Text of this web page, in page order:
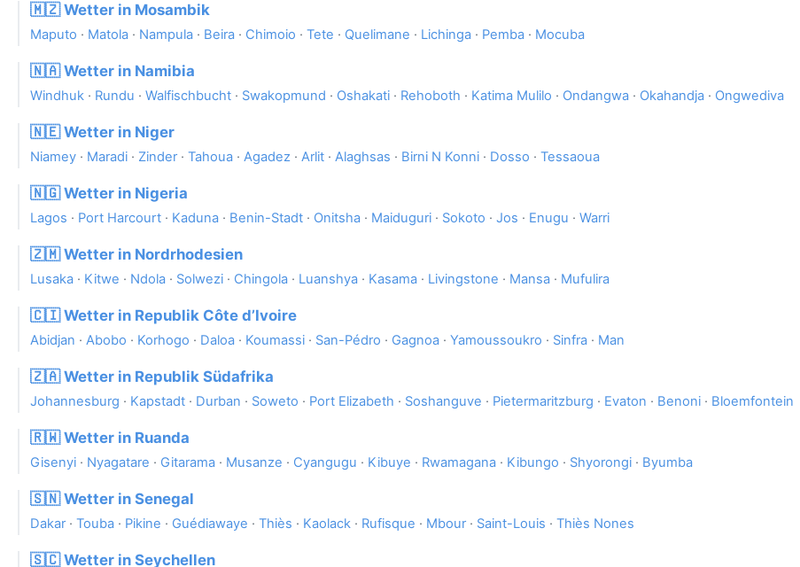
🇲🇿 Wetter in Mosambik
Maputo · Matola · Nampula · Beira · Chimoio · Tete · Quelimane · Lichinga · Pemba · Mocuba
🇳🇦 Wetter in Namibia
Windhuk · Rundu · Walfischbucht · Swakopmund · Oshakati · Rehoboth · Katima Mulilo · Ondangwa · Okahandja · Ongwediva
🇳🇪 Wetter in Niger
Niamey · Maradi · Zinder· Tahoua · Agadez · Arlit · Alaghsas · Birni N Konni · Dosso · Tessaoua
🇳🇬 Wetter in Nigeria
Lagos · Port Harcourt · Kaduna · Benin-Stadt · Onitsha · Maiduguri · Sokoto · Jos · Enugu · Warri
🇿🇲 Wetter in Nordrhodesien
Lusaka · Kitwe · Ndola · Solwezi · Chingola · Luanshya · Kasama · Livingstone · Mansa · Mufulira
🇨🇮 Wetter in Republik Côte d’Ivoire
Abidjan · Abobo · Korhogo · Daloa · Koumassi · San-Pédro · Gagnoa · Yamoussoukro · Sinfra · Man
🇿🇦 Wetter in Republik Südafrika
Johannesburg · Kapstadt · Durban · Soweto · Port Elizabeth · Soshanguve · Pietermaritzburg · Evaton · Benoni · Bloemfontein
🇷🇼 Wetter in Ruanda
Gisenyi · Nyagatare · Gitarama · Musanze · Cyangugu · Kibuye · Rwamagana · Kibungo · Shyorongi · Byumba
🇸🇳 Wetter in Senegal
Dakar· Touba · Pikine · Guédiawaye · Thiès · Kaolack · Rufisque · Mbour· Saint-Louis · Thiès Nones
🇸🇨 Wetter in Seychellen